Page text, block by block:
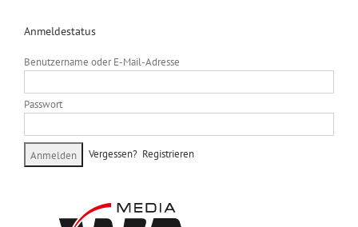
Anmeldestatus
Benutzername oder E-Mail-Adresse
Passwort
Vergessen? Registrieren